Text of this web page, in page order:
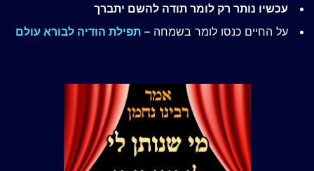
עכשיו נותר רק לומר תודה להשם יתברך
על החיים כנסו לומר בשמחה – תפילת הודיה לבורא עולם